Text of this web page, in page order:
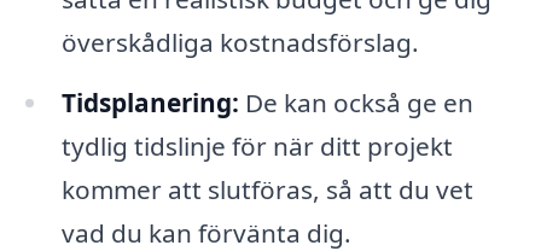
överskådliga kostnadsförslag.
Tidsplanering: De kan också ge en
tydlig tidslinje för när ditt projekt
kommer att slutföras, så att du vet
vad du kan förvänta dig.